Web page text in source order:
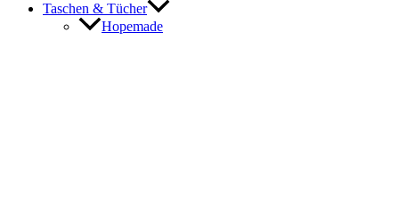
Taschen & Tücher
Hopemade